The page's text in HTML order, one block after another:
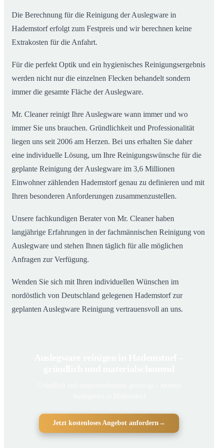
Die Berechnung für die Reinigung der Auslegware in
Hademstorf erfolgt zum Festpreis und wir berechnen keine
Extrakosten für die Anfahrt.
Für die perfekt Optik und ein hygienisches Reinigungsergebnis
werden nicht nur die einzelnen Flecken behandelt sondern
immer die gesamte Fläche der Auslegware.
Mr. Cleaner reinigt Ihre Auslegware wann immer und wo
immer Sie uns brauchen. Gründlichkeit und Professionalität
liegen uns seit 2006 am Herzen. Bei uns erhalten Sie daher
eine individuelle Lösung, um Ihre Reinigungswünsche für die
geplante Reinigung der Auslegware im 3,6 Millionen
Einwohner zählenden Hademstorf genau zu definieren und mit
Ihren besonderen Anforderungen zusammenzustellen.
Unsere fachkundigen Berater von Mr. Cleaner haben
langjährige Erfahrungen in der fachmännischen Reinigung von
Auslegware und stehen Ihnen täglich für alle möglichen
Anfragen zur Verfügung.
Wenden Sie sich mit Ihren individuellen Wünschen im
nordöstlich von Deutschland gelegenen Hademstorf zur
geplanten Auslegware Reinigung vertrauensvoll an uns.
Jetzt kostenloses Angebot anfordern→